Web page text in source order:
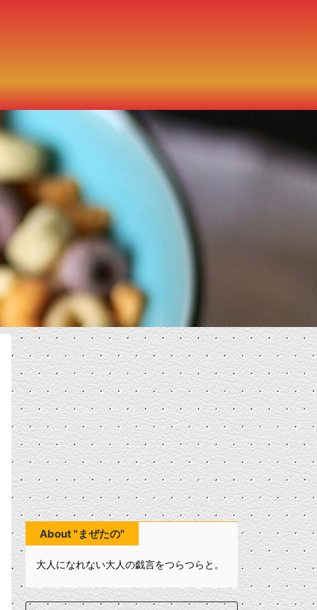
About "まぜたの"
大人になれない大人の戯言をつらつらと。